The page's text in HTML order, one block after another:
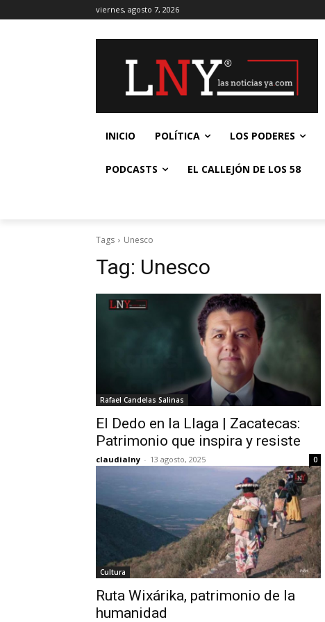
viernes, agosto 7, 2026
INICIO POLÍTICA LOS PODERES
PODCASTS EL CALLEJÓN DE LOS 58
Tags Unesco
Tag: Unesco
Rafael Candelas Salinas
El Dedo en la Llaga | Zacatecas:
Patrimonio que inspira y resiste
claudialny - 13 agosto, 2025 0
Cultura
Ruta Wixárika, patrimonio de la
humanidad